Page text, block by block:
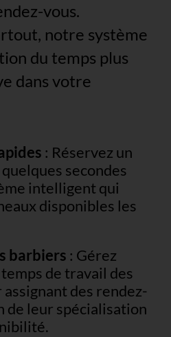
vous.
notre système
du temps plus
dans votre
: Réservez un
secondes
intelligent qui
disponibles les
barbiers : Gérez
de travail des
des rendez-
de leur spécialisation